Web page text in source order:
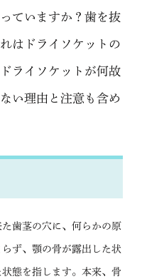
ていますか？歯を抜
はドライソケットの
ライソケットが何故
い理由と注意も含め
歯茎の穴に、何らかの原
ず、顎の骨が露出した状
態を指します。本来、骨